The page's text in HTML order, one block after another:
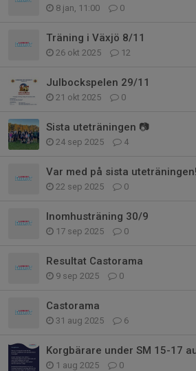
8 jan, 11:00 0
Träning i Växjö 8/11
26 okt 2025 12
Julbockspelen 29/11
21 okt 2025 0
Sista uteträningen 📷
24 sep 2025 4
Var med på sista uteträningen!
22 sep 2025 0
Inomhusträning 30/9
17 sep 2025 0
Resultat Castorama
9 sep 2025 0
Castorama
31 aug 2025 6
Korgbärare under SM 15-17
1 aug 2025 0